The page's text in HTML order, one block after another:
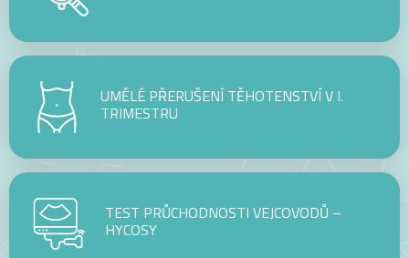
UMĚLÉ PŘERUŠENÍ TĚHOTENSTVÍ V I.
TRIMESTRU
TEST PRŮCHODNOSTI VEJCOVODŮ –
HYCOSY